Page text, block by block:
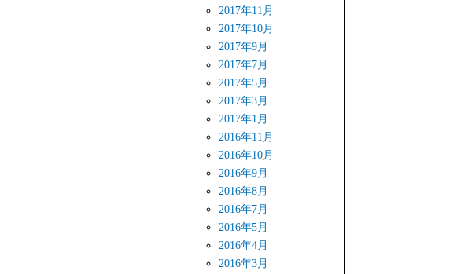
2017年11月
2017年10月
2017年9月
2017年7月
2017年5月
2017年3月
2017年1月
2016年11月
2016年10月
2016年9月
2016年8月
2016年7月
2016年5月
2016年4月
2016年3月